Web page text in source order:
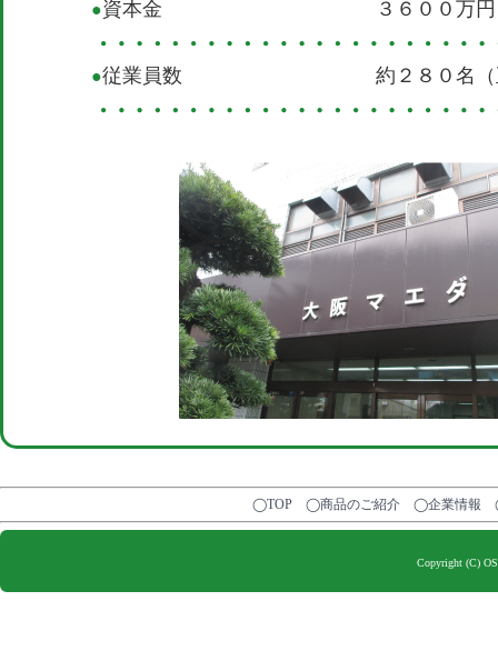
●資本金 ３６００万円
●従業員数 約２８０名
◯TOP ◯商品のご紹介 ◯企業情報
Copyright (C)